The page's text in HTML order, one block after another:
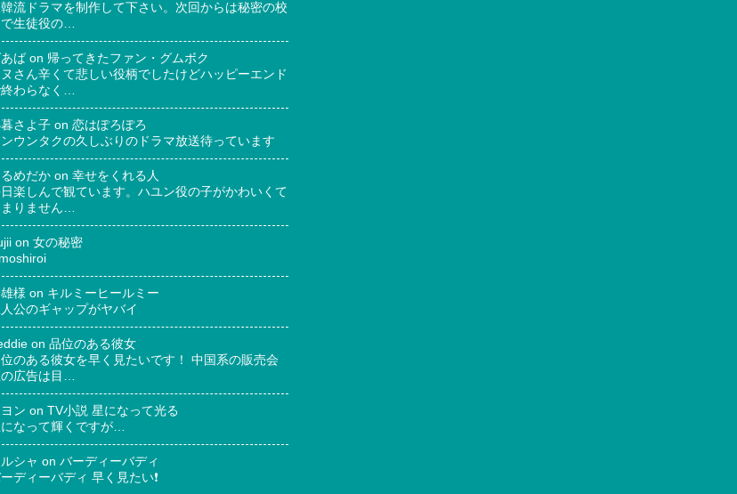
韓流ドラマを制作して下さい。次回からは秘密の校
で生徒役の…
ば on 帰ってきたファン・グムボク
さん辛くて悲しい役柄でしたけどハッピーエンド
終わらなく…
さよ子 on 恋はぽろぽろ
ウンタクの久しぶりのドラマ放送待っています
るめだか on 幸せをくれる人
楽しんで観ています。ハユン役の子がかわいくて
まりません…
on 女の秘密
様 on キルミーヒールミー
公のギャップがヤバイ
on 品位のある彼女
のある彼女を早く見たいです！ 中国系の販売会
広告は目…
ヨン on TV小説 星になって光る
なって輝くですが…
シャ on バーディーバディ
ディーバディ 早く見たい❗